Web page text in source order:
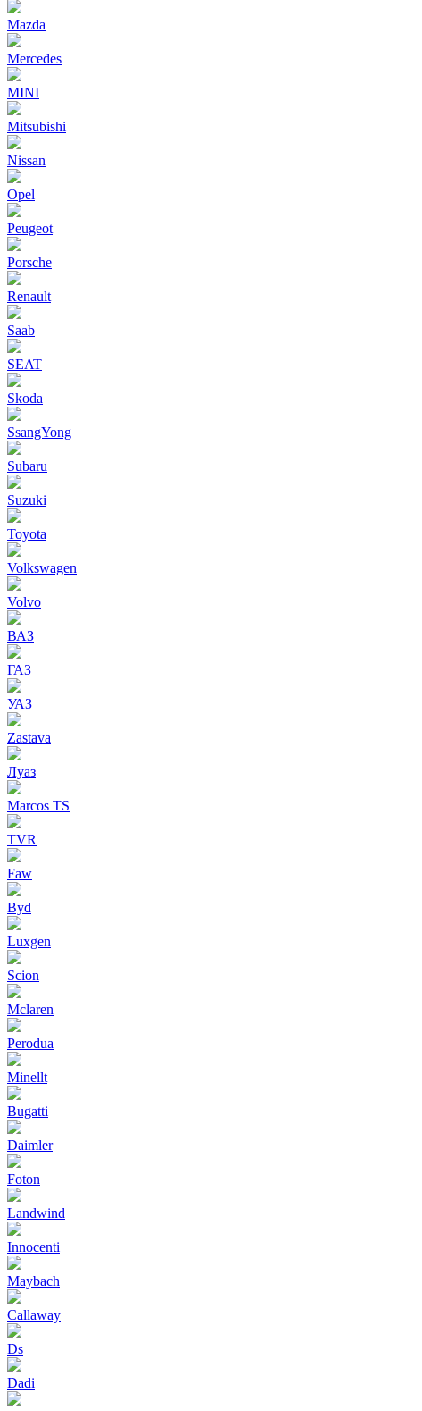
Mazda
Mercedes
MINI
Mitsubishi
Nissan
Opel
Peugeot
Porsche
Renault
Saab
SEAT
Skoda
SsangYong
Subaru
Suzuki
Toyota
Volkswagen
Volvo
ВАЗ
ГАЗ
УАЗ
Zastava
Луаз
Marcos TS
TVR
Faw
Byd
Luxgen
Scion
Mclaren
Perodua
Minellt
Bugatti
Daimler
Foton
Landwind
Innocenti
Maybach
Callaway
Ds
Dadi